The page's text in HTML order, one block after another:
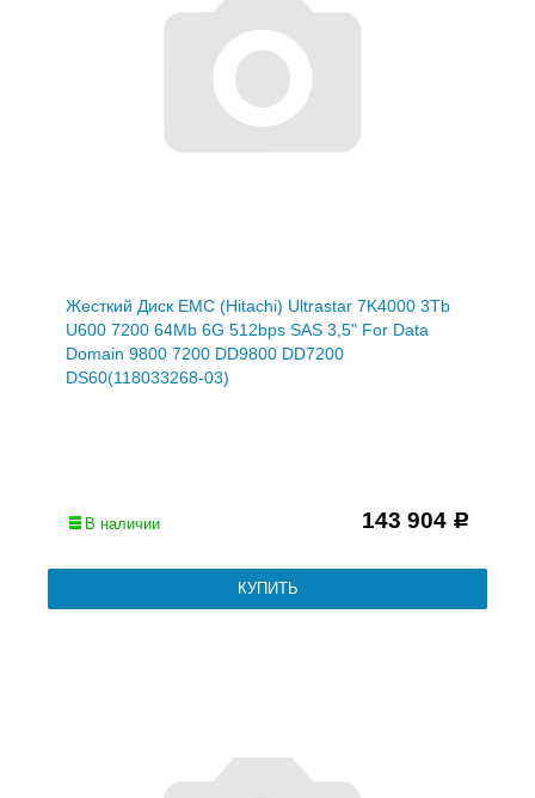
Жесткий Диск EMC (Hitachi) Ultrastar 7K4000 3Tb
U600 7200 64Mb 6G 512bps SAS 3,5" For Data
Domain 9800 7200 DD9800 DD7200
DS60(118033268-03)
В наличии 143 904 Р